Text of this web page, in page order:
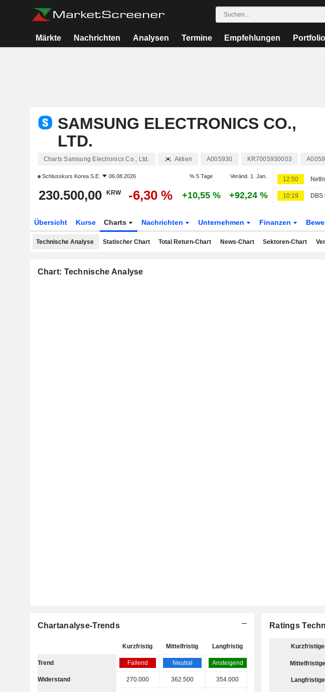
Märkte Nachrichten Analysen Termine Empfehlungen
SAMSUNG ELECTRONICS CO.,
LTD.
Charts Samsung Electronics Co., Ltd. Aktien A005930 KR7005930003
Schlusskurs Korea S.E. 06.08.2026 % 5 Tage Veränd. 1. Jan.
230.500,00 KRW -6,30 % +10,55 % +92,24 %
12:50
10:19
Übersicht Kurse Charts Nachrichten Unternehmen Finanzen
Technische Analyse Statischer Chart Total Return-Chart News-Chart Sektoren-Chart
Chart: Technische Analyse
Chartanalyse-Trends
Kurzfristig Mittelfristig Langfristig
Trend Fallend Neutral Ansteigend
Widerstand 270.000 362.500 354.000
Ratings